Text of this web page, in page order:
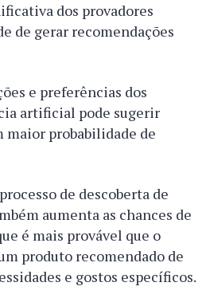
dos provadores
de gerar recomendações
e preferências dos
artificial pode sugerir
maior probabilidade de
de descoberta de
aumenta as chances de
é mais provável que o
produto recomendado de
e gostos específicos.